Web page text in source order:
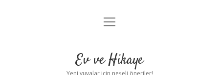
Anasayfa
Yasal Uyarı
menüyü
Ev ve Hikaye
Yeni yuvalar için neşeli öneriler!